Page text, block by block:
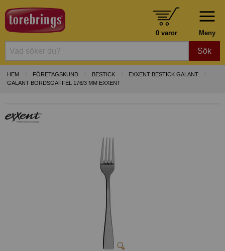
Meny
0 varor
Sök
HEM FÖRETAGSKUND BESTICK
EXXENT BESTICK GALANT
GALANT BORDSGAFFEL 176/3 MM EXXENT